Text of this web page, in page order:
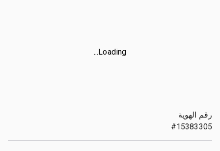
Loading...
رقم الهوية
#15383305